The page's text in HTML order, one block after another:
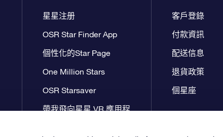
星星注册
OSR Star Finder App
個性化的Star Page
One Million Stars
OSR Starsaver
帶我飛向星星 VR 應用程
客戶登錄
付款資訊
配送信息
退貨政策
個星座